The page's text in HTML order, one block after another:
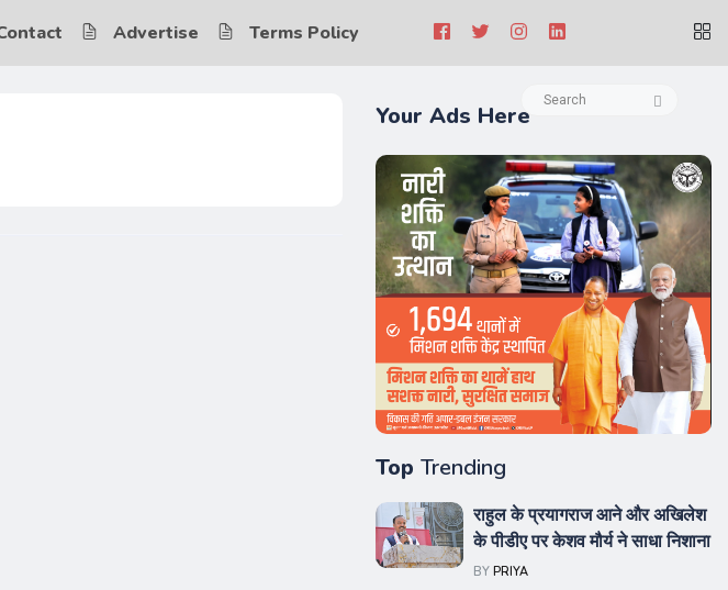
Advertise Terms Policy
Your Ads Here
Top Trending
राहुल के प्रयागराज आने और अखिलेश
के पीडीए पर केशव मौर्य ने साधा निशाना
BY PRIYA